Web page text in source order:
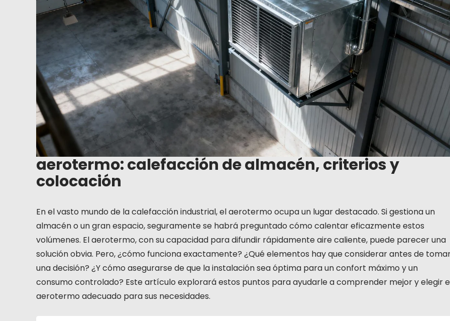
aerotermo: calefacción de almacén, criterios y
colocación
En el vasto mundo de la calefacción industrial, el aerotermo ocupa un lugar destacado. Si gestiona un
almacén o un gran espacio, seguramente se habrá preguntado cómo calentar eficazmente estos
volúmenes. El aerotermo, con su capacidad para difundir rápidamente aire caliente, puede parecer una
solución obvia. Pero, ¿cómo funciona exactamente? ¿Qué elementos hay que considerar antes de
una decisión? ¿Y cómo asegurarse de que la instalación sea óptima para un confort máximo y un
consumo controlado? Este artículo explorará estos puntos para ayudarle a comprender mejor y elegir
aerotermo adecuado para sus necesidades.